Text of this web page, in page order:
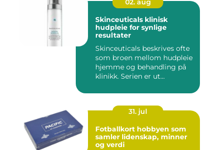
02. aug
Skinceuticals klinisk
hudpleie for synlige
resultater
Skinceuticals beskrives ofte
som broen mellom hudpleie
hjemme og behandling på
klinikk. Serien er ut...
31. jul
Fotballkort hobbyen som
samler lidenskap, minner
og verdi